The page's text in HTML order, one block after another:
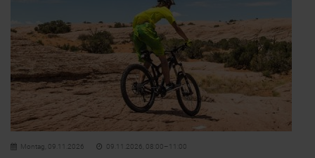
Montag, 09.11.2026 09.11.2026, 08:00–11:00